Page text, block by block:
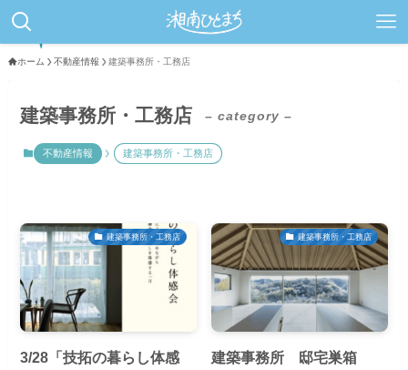
ホーム 不動産情報 建築事務所・工務店
建築事務所・工務店 – category –
不動産情報 建築事務所・工務店
建築事務所・工務店
3/28「技拓の暮らし体感
建築事務所・工務店
建築事務所 邸宅巣箱